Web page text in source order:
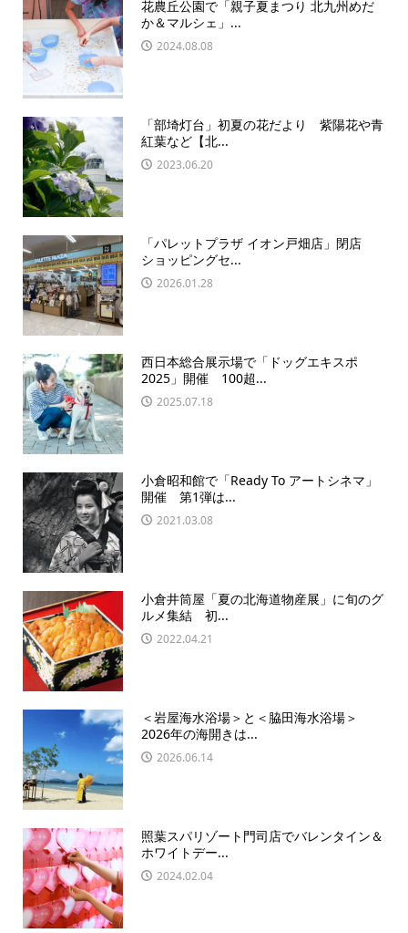
花農丘公園で「親子夏まつり 北九州めだ
か＆マルシェ」...
2024.08.08
「部埼灯台」初夏の花だより 紫陽花や青
紅葉など【北...
2023.06.20
「パレットプラザ イオン戸畑店」閉店
ショッピングセ...
2026.01.28
西日本総合展示場で「ドッグエキスポ
2025」開催 100超...
2025.07.18
小倉昭和館で「Ready To アートシネマ」
開催 第1弾は...
2021.03.08
小倉井筒屋「夏の北海道物産展」に旬のグ
ルメ集結 初...
2022.04.21
＜岩屋海水浴場＞と＜脇田海水浴場＞
2026年の海開きは...
2026.06.14
照葉スパリゾート門司店でバレンタイン＆
ホワイトデー...
2024.02.04